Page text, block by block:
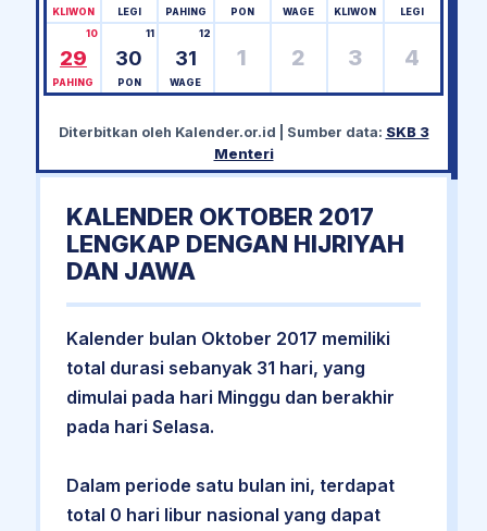
KLIWON LEGI PAHING PON WAGE KLIWON LEGI
29
10
PAHING
30
11
PON
31
12
WAGE
1 2 3 4
Diterbitkan oleh Kalender.or.id | Sumber data: SKB 3
Menteri
KALENDER OKTOBER 2017
LENGKAP DENGAN HIJRIYAH
DAN JAWA
Kalender bulan Oktober 2017 memiliki
total durasi sebanyak 31 hari, yang
dimulai pada hari Minggu dan berakhir
pada hari Selasa.
Dalam periode satu bulan ini, terdapat
total 0 hari libur nasional yang dapat